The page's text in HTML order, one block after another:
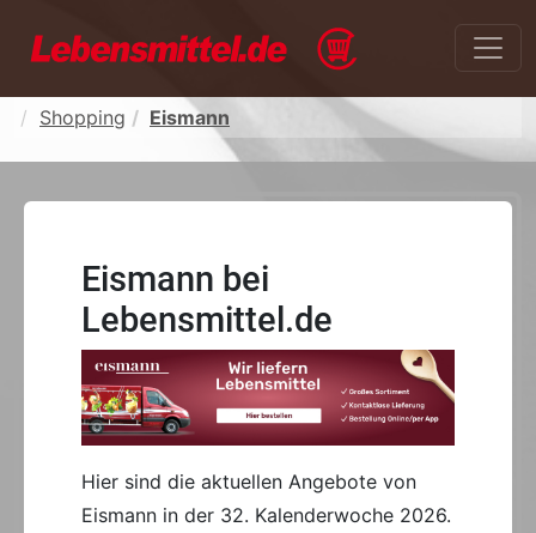
Shopping Eismann
Eismann bei
Lebensmittel.de
Hier sind die aktuellen Angebote von
Eismann in der 32. Kalenderwoche 2026.